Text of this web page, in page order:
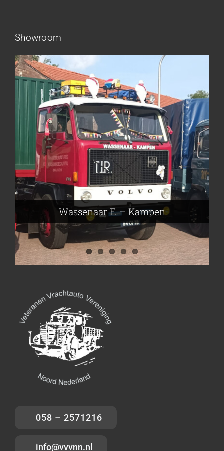
Showroom
Wassenaar F. – Kampen
Nijmeier Erwin – Smilde
Frieling Koos – Klazienaveen
Hartog den Richard – Borculo
Leeuwen van Joop – Leek
058 – 2571216
info@vvvnn.nl